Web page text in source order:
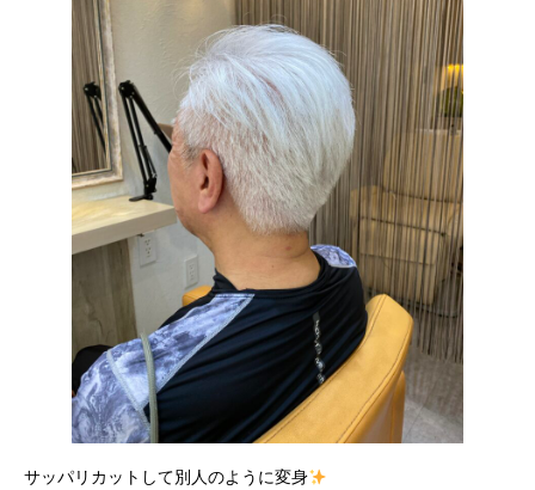
サッパリカットして別人のように変身